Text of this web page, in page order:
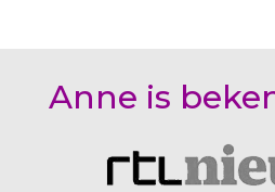
Anne is